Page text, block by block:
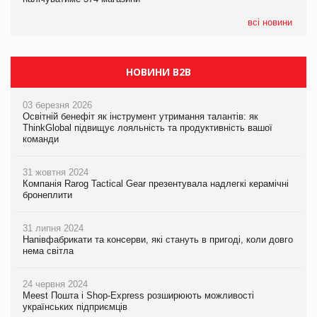
всі новини
НОВИНИ B2B
03 березня 2026
Освітній бенефіт як інструмент утримання талантів: як
ThinkGlobal підвищує лояльність та продуктивність вашої
команди
31 жовтня 2024
Компанія Rarog Tactical Gear презентувала надлегкі керамічні
бронеплити
31 липня 2024
Напівфабрикати та консерви, які стануть в пригоді, коли довго
нема світла
24 червня 2024
Meest Пошта і Shop-Express розширюють можливості
українських підприємців